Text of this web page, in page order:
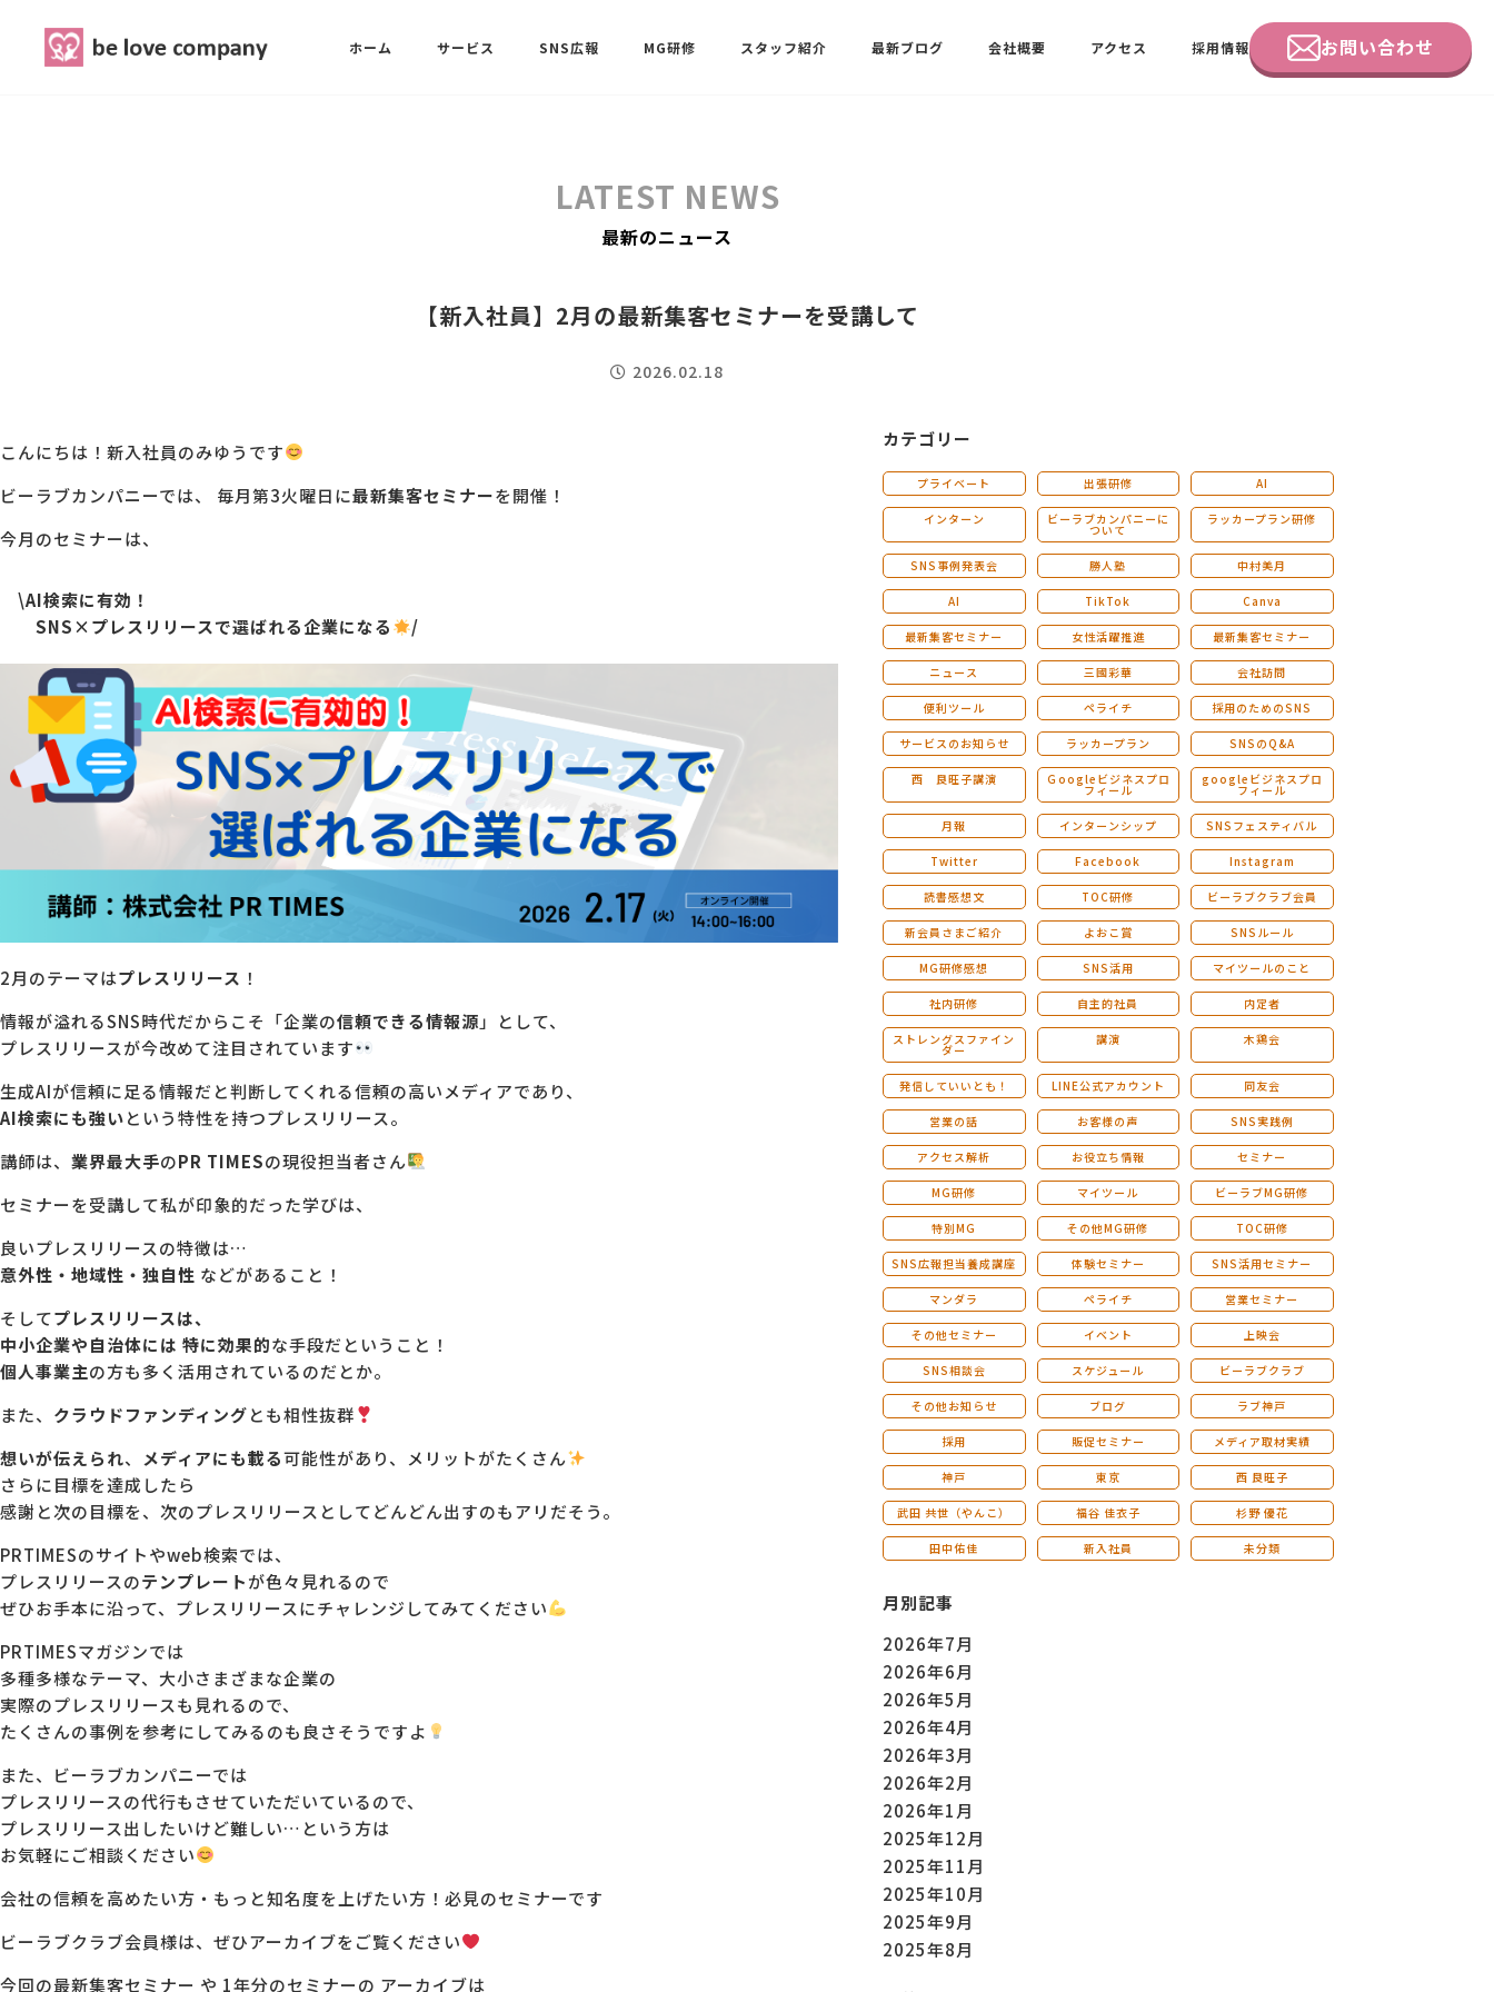
ホーム サービス
MG研修 ストレングスファインダー研修
SNS広報 MG研修 スタッフ紹介 最新ブログ 会社概要 アクセス 採用情報 お問い合わせ
最新ブログ
アクセス
採用情報
お問い合わせ
LATEST NEWS
最新のニュース
【新入社員】2月の最新集客セミナーを受講して
2026.02.18
こんにちは！新入社員のみゆうです
ビーラブカンパニーでは、 毎月第3火曜日に最新集客セミナーを開催！
今月のセミナーは、
\AI検索に有効！
SNS×プレスリリースで選ばれる企業になる
/
2月のテーマはプレスリリース ！
情報が溢れるSNS時代だからこそ「企業の信頼できる情報源 」として、
プレスリリースが今改めて注目されています
生成AIが信頼に足る情報だと判断してくれる信頼の高いメディアであり、
AI検索にも強いという特性を持つプレスリリース。
講師は、 業界最大手のPR TIMESの現役担当者さん
セミナーを受講して私が印象的だった学びは、
良いプレスリリースの特徴は…
意外性・地域性・独自性 などがあること！
そしてプレスリリースは、
中小企業や自治体には 特に効果的な手段だということ！
個人事業主の方も多く活用されているのだとか。
また、 クラウドファンディングとも相性抜群
想いが伝えられ、 メディアにも載る可能性があり、メリットがたくさん
さらに目標を達成したら
感謝と次の目標を、次のプレスリリースとしてどんどん出すのもアリだそう。
PRTIMESのサイトやweb検索では、
プレスリリースのテンプレートが色々見れるので
ぜひお手本に沿って、プレスリリースにチャレンジしてみてください
PRTIMESマガジンでは
多種多様なテーマ、大小さまざまな企業の
実際のプレスリリースも見れるので、
たくさんの事例を参考にしてみるのも良さそうですよ
また、ビーラブカンパニーでは
プレスリリースの代行もさせていただいているので、
プレスリリース出したいけど難しい…という方は
お気軽にご相談ください
会社の信頼を高めたい方・もっと知名度を上げたい方！必見のセミナーです
ビーラブクラブ会員様は、ぜひアーカイブをご覧ください
今回の最新集客セミナー や 1年分のセミナーの アーカイブは
カテゴリー
プライベート 出張研修 AI
インターン ビーラブカンパニーに
ついて
ラッカープラン研修
SNS事例発表会 勝人塾 中村美月
AI TikTok Canva
最新集客セミナー 女性活躍推進 最新集客セミナー
ニュース 三國彩華 会社訪問
便利ツール ペライチ 採用のためのSNS
サービスのお知らせ ラッカープラン SNSのQ&A
西 良旺子講演 Ｇoogleビジネスプロ
フィール
googleビジネスプロ
フィール
月報 インターンシップ SNSフェスティバル
Twitter Facebook Instagram
読書感想文 TOC研修 ビーラブクラブ会員
新会員さまご紹介 よおこ賞 SNSルール
MG研修感想 SNS活用 マイツールのこと
社内研修 自主的社員 内定者
ストレングスファイン
ダー
講演 木鶏会
発信していいとも！ LINE公式アカウント 同友会
営業の話 お客様の声 SNS実践例
アクセス解析 お役立ち情報 セミナー
MG研修 マイツール ビーラブMG研修
特別MG その他MG研修 TOC研修
SNS広報担当養成講座 体験セミナー SNS活用セミナー
マンダラ ペライチ 営業セミナー
その他セミナー イベント 上映会
SNS相談会 スケジュール ビーラブクラブ
その他お知らせ ブログ ラブ神戸
採用 販促セミナー メディア取材実績
神戸 東京 西 良旺子
武田 共世（やんこ） 福谷 佳衣子 杉野 優花
田中佑佳 新入社員 未分類
月別記事
2026年7月
2026年6月
2026年5月
2026年4月
2026年3月
2026年2月
2026年1月
2025年12月
2025年11月
2025年10月
2025年9月
2025年8月